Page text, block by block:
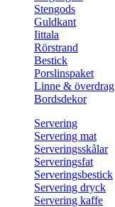
Stengods
Guldkant
Iittala
Rörstrand
Bestick
Porslinspaket
Linne & överdrag
Bordsdekor
Servering
Servering mat
Serveringsskålar
Serveringsfat
Serveringsbestick
Servering dryck
Servering kaffe